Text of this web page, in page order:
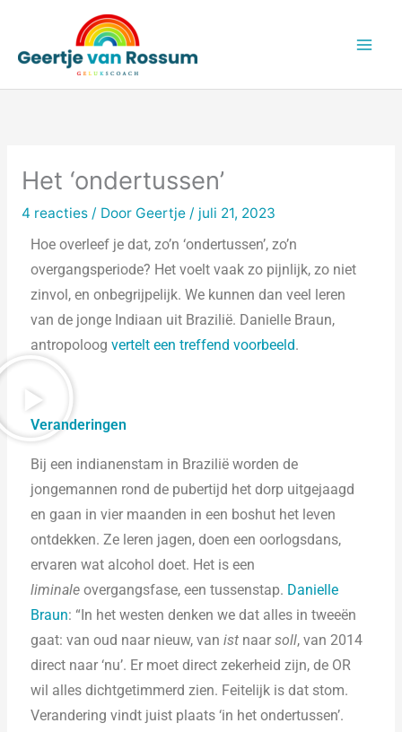
inhoud
Het ‘ondertussen’
4 reacties / Door Geertje / juli 21, 2023
Hoe overleef je dat, zo’n ‘ondertussen’, zo’n
overgangsperiode? Het voelt vaak zo pijnlijk, zo niet
zinvol, en onbegrijpelijk. We kunnen dan veel leren
van de jonge Indiaan uit Brazilië. Danielle Braun,
antropoloog vertelt een treffend voorbeeld.
Veranderingen
Bij een indianenstam in Brazilië worden de
jongemannen rond de pubertijd het dorp uitgejaagd
en gaan in vier maanden in een boshut het leven
ontdekken. Ze leren jagen, doen een oorlogsdans,
ervaren wat alcohol doet. Het is een
liminale overgangsfase, een tussenstap. Danielle
Braun: “In het westen denken we dat alles in tweeën
gaat: van oud naar nieuw, van ist naar soll, van 2014
direct naar ‘nu’. Er moet direct zekerheid zijn, de OR
wil alles dichtgetimmerd zien. Feitelijk is dat stom.
Verandering vindt juist plaats ‘in het ondertussen’.